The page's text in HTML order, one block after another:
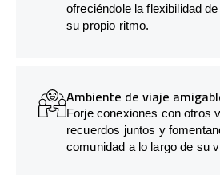
ofreciéndole la flexibilidad
su propio ritmo.
Ambiente de viaje
Forje conexiones con otros
recuerdos juntos y
comunidad a lo largo de su